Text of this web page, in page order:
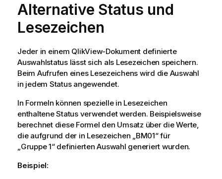
Alternative Status und
Lesezeichen
Jeder in einem QlikView-Dokument definierte
Auswahlstatus lässt sich als Lesezeichen speichern.
Beim Aufrufen eines Lesezeichens wird die Auswahl
in jedem Status angewendet.
In Formeln können spezielle in Lesezeichen
enthaltene Status verwendet werden. Beispielsweise
berechnet diese Formel den Umsatz über die Werte,
die aufgrund der in Lesezeichen „BM01“ für
„Gruppe 1“ definierten Auswahl generiert wurden.
Beispiel: